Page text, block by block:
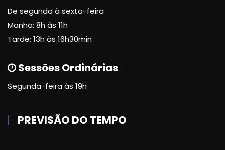
De segunda à sexta-feira
Manhã: 8h às 11h
Tarde: 13h às 16h30min
Sessões Ordinárias
Segunda-feira às 19h
PREVISÃO DO TEMPO